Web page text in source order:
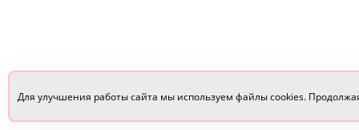
Для улучшения работы сайта мы используем файлы cookies.